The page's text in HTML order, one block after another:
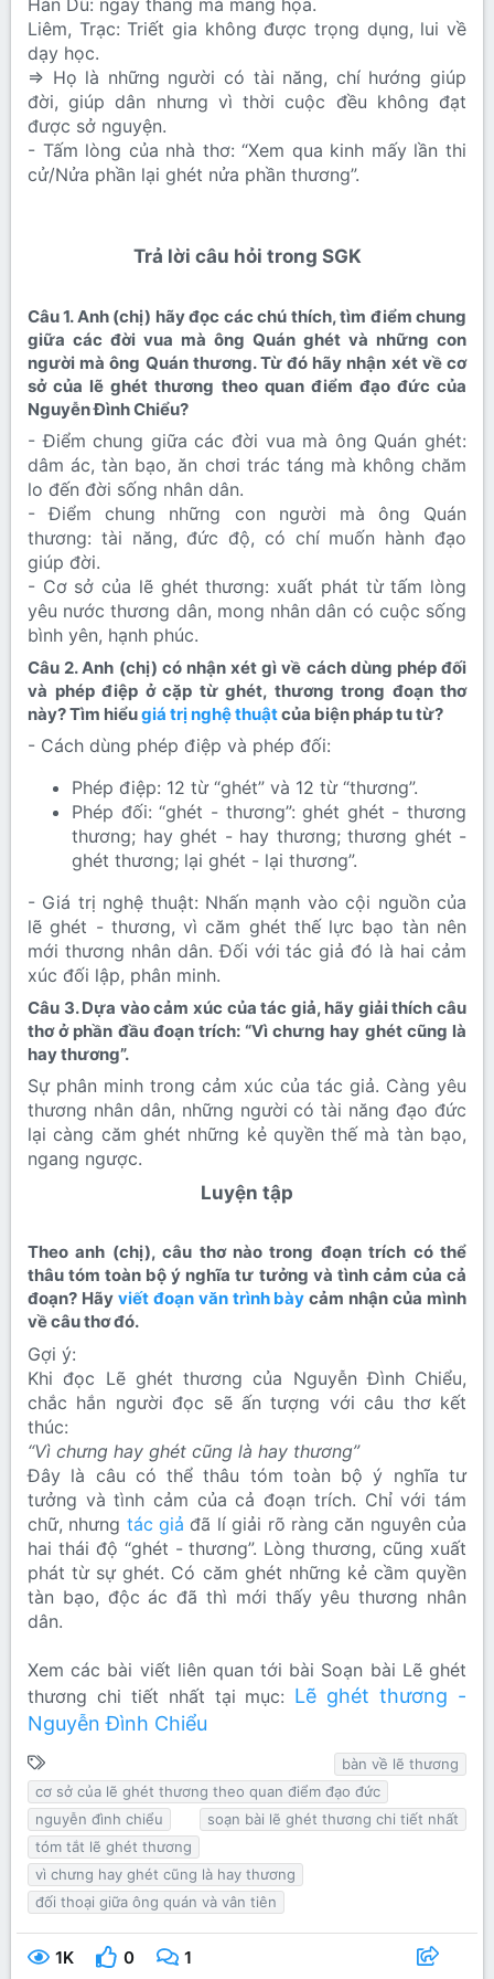
Liêm, Trạc: Triết gia không được trọng dụng, lui về
dạy học.
=> Họ là những người có tài năng, chí hướng giúp
đời, giúp dân nhưng vì thời cuộc đều không đạt
được sở nguyện.
- Tấm lòng của nhà thơ: “Xem qua kinh mấy lần thi
cử/Nửa phần lại ghét nửa phần thương”.
Trả lời câu hỏi trong SGK​
Câu 1. Anh (chị) hãy đọc các chú thích, tìm điểm chung
giữa các đời vua mà ông Quán ghét và những con
người mà ông Quán thương. Từ đó hãy nhận xét về cơ
sở của lẽ ghét thương theo quan điểm đạo đức của
Nguyễn Đình Chiểu?​
- Điểm chung giữa các đời vua mà ông Quán ghét:
dâm ác, tàn bạo, ăn chơi trác táng mà không chăm
lo đến đời sống nhân dân.
- Điểm chung những con người mà ông Quán
thương: tài năng, đức độ, có chí muốn hành đạo
giúp đời.
- Cơ sở của lẽ ghét thương: xuất phát từ tấm lòng
yêu nước thương dân, mong nhân dân có cuộc sống
bình yên, hạnh phúc.
Câu 2. Anh (chị) có nhận xét gì về cách dùng phép đối
và phép điệp ở cặp từ ghét, thương trong đoạn thơ
này? Tìm hiểugiá trị nghệ thuậtcủa biện pháp tu từ?​
- Cách dùng phép điệp và phép đối:
Phép điệp: 12 từ “ghét” và 12 từ “thương”.
Phép đối: “ghét - thương”: ghét ghét - thương
thương; hay ghét - hay thương; thương ghét -
ghét thương; lại ghét - lại thương”.
- Giá trị nghệ thuật: Nhấn mạnh vào cội nguồn của
lẽ ghét - thương, vì căm ghét thế lực bạo tàn nên
mới thương nhân dân. Đối với tác giả đó là hai cảm
xúc đối lập, phân minh.
Câu 3. Dựa vào cảm xúc của tác giả, hãy giải thích câu
thơ ở phần đầu đoạn trích: “Vì chưng hay ghét cũng là
hay thương”.​
Sự phân minh trong cảm xúc của tác giả. Càng yêu
thương nhân dân, những người có tài năng đạo đức
lại càng căm ghét những kẻ quyền thế mà tàn bạo,
ngang ngược.
Luyện tập​
Theo anh (chị), câu thơ nào trong đoạn trích có thể
thâu tóm toàn bộ ý nghĩa tư tưởng và tình cảm của cả
đoạn? Hãy viết đoạn văn trình bàycảm nhận của mình
về câu thơ đó.​
Gợi ý:
Khi đọc Lẽ ghét thương của Nguyễn Đình Chiểu,
chắc hắn người đọc sẽ ấn tượng với câu thơ kết
thúc:
“Vì chưng hay ghét cũng là hay thương”
Đây là câu có thể thâu tóm toàn bộ ý nghĩa tư
tưởng và tình cảm của cả đoạn trích. Chỉ với tám
chữ, nhưng tác giảđã lí giải rõ ràng căn nguyên của
hai thái độ “ghét - thương”. Lòng thương, cũng xuất
phát từ sự ghét. Có căm ghét những kẻ cầm quyền
tàn bạo, độc ác đã thì mới thấy yêu thương nhân
dân.
Xem các bài viết liên quan tới bài Soạn bài Lẽ ghét
thương chi tiết nhất tại mục: Lẽ ghét thương -
Nguyễn Đình Chiểu
T
ừ
k
h
bàn về lẽ thương
cơ sở của lẽ ghét thương theo quan điểm đạo đức
nguyễn đình chiểu
soạn bài lẽ ghét thương chi tiết nhất
tóm tắt lẽ ghét thương
vì chưng hay ghét cũng là hay thương
đối thoại giữa ông quán và vân tiên
1K 0 1